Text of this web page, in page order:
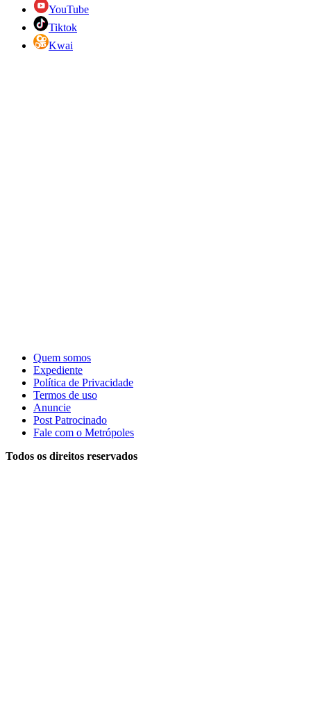
YouTube
Tiktok
Kwai
Quem somos
Expediente
Política de Privacidade
Termos de uso
Anuncie
Post Patrocinado
Fale com o Metrópoles
Todos os direitos reservados